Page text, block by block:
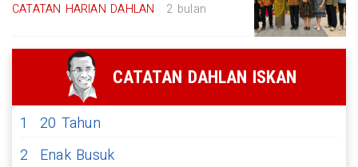
CATATAN HARIAN DAHLAN 2 bulan
CATATAN DAHLAN ISKAN
1
20 Tahun
2
Enak Busuk